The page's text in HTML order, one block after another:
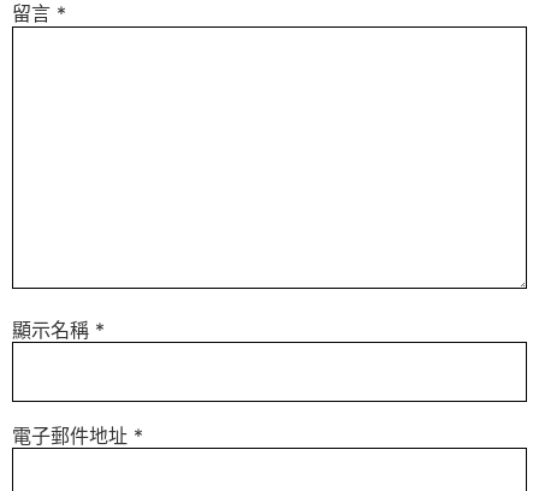
留言 *
顯示名稱 *
電子郵件地址 *